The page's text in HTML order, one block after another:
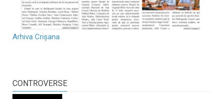
Arhiva Crișana
CONTROVERSE